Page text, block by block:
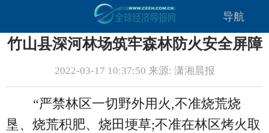
导航
竹山县深河林场筑牢森林防火安全屏障
2022-03-17 10:37:50 来源: 潇湘晨报
“严禁林区一切野外用火,不准烧荒烧
垦、烧荒积肥、烧田埂草;不准在林区烤火取